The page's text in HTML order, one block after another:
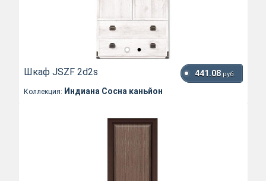
Шкаф JSZF 2d2s 441.08 руб.
Коллекция: Индиана Сосна каньйон